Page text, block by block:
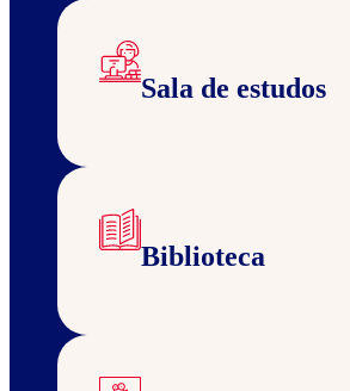
Sala de estudos
Biblioteca